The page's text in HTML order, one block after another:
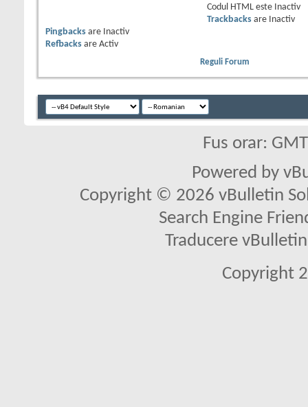
Codul HTML este
Inactiv
Trackbacksare
Inactiv
Pingbacks are
Inactiv
Refbacks are Activ
Reguli Forum
Fus orar:
Powered by
Copyright © 2026 vBulletin
Search Engine
Traducere
Copyright